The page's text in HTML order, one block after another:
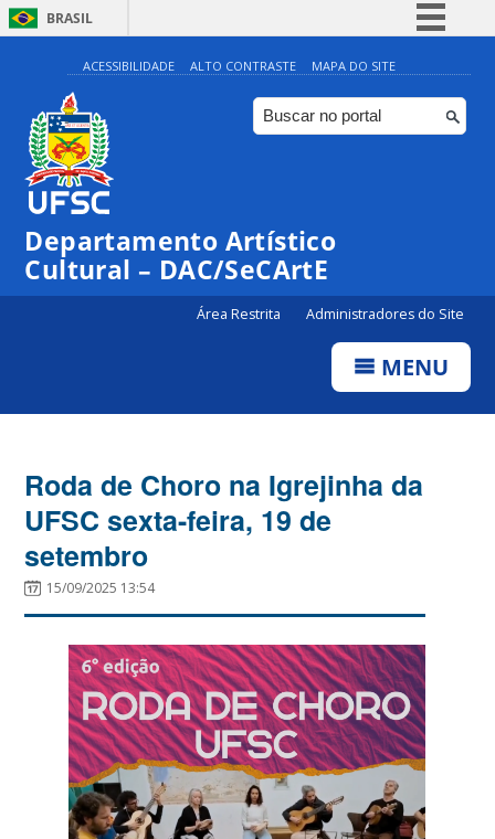
BRASIL
Simplifique!
Comunica BR
Participe
Canais
ACESSIBILIDADE ALTO CONTRASTE MAPA DO SITE
Departamento Artístico
Cultural – DAC/SeCArtE
Área Restrita Administradores do Site
MENU
Roda de Choro na Igrejinha da
UFSC sexta-feira, 19 de
setembro
15/09/2025 13:54